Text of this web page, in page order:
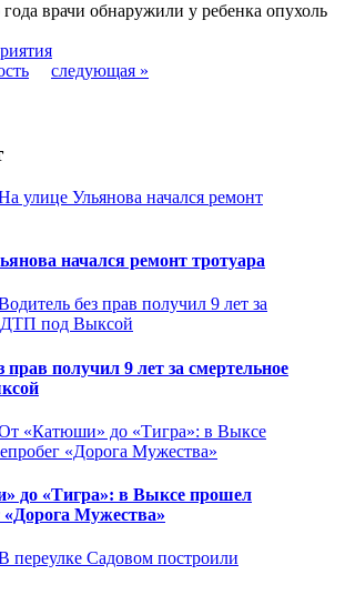
врачи обнаружили у ребенка опухоль
следующая »
начался ремонт тротуара
прав получил 9 лет за смертельное
до «Тигра»: в Выксе прошел
«Дорога Мужества»